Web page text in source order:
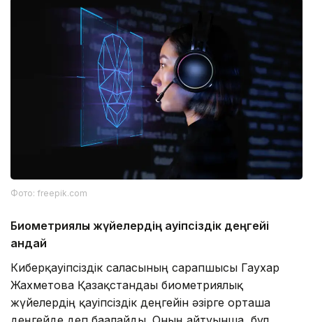
Фото: freepik.com
Биометриялық жүйелердің қауіпсіздік деңгейі
қандай
Киберқауіпсіздік саласының сарапшысы Гаухар
Жахметова Қазақстандағы биометриялық
жүйелердің қауіпсіздік деңгейін әзірге орташа